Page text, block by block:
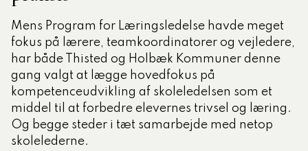
Mens Program for Læringsledelse havde meget
fokus på lærere, teamkoordinatorer og vejledere,
har både Thisted og Holbæk Kommuner denne
gang valgt at lægge hovedfokus på
kompetenceudvikling af skoleledelsen som et
middel til at forbedre elevernes trivsel og læring.
Og begge steder i tæt samarbejde med netop
skolelederne.